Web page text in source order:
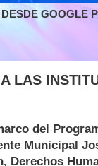
GOOGLE
LAS
del
Municipal
Derechos